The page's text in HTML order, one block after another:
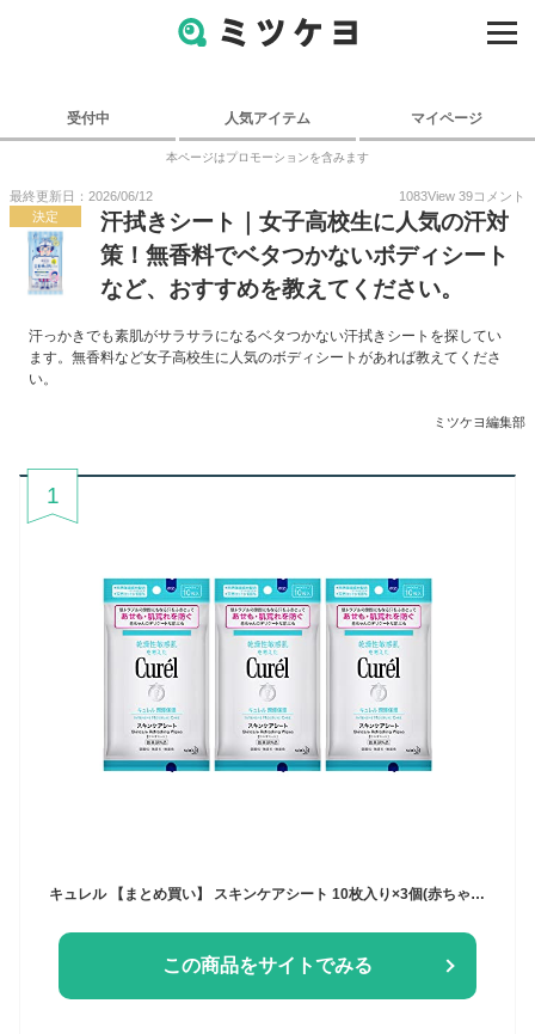
受付中 人気アイテム マイページ
本ページはプロモーションを含みます
最終更新日：2026/06/12 1083View 39コメント
決定
汗拭きシート｜女子高校生に人気の汗対
策！無香料でベタつかないボディシート
など、おすすめを教えてください。
汗っかきでも素肌がサラサラになるベタつかない汗拭きシートを探してい
ます。無香料など女子高校生に人気のボディシートがあれば教えてくださ
い。
ミツケヨ編集部
1
キュレル 【まとめ買い】 スキンケアシート 10枚入り×3個(赤ちゃんにも使えます)
この商品をサイトでみる